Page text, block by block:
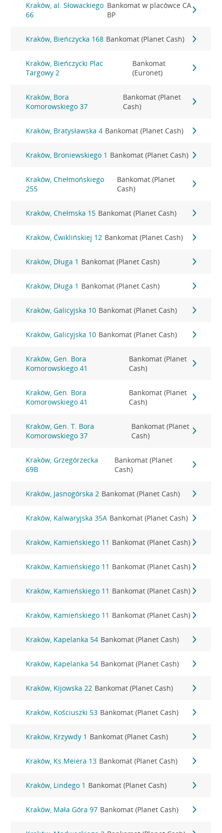
Kraków, al. Słowackiego
66
Bankomat w placówce CA
BP
Kraków, Bieńczycka 168 Bankomat (Planet Cash)
Kraków, Bieńczycki Plac
Targowy 2
Bankomat
(Euronet)
Kraków, Bora
Komorowskiego 37
Bankomat (Planet
Cash)
Kraków, Bratysławska 4 Bankomat (Planet Cash)
Kraków, Broniewskiego 1 Bankomat (Planet Cash)
Kraków, Chełmońskiego
255
Bankomat (Planet
Cash)
Kraków, Chełmska 15 Bankomat (Planet Cash)
Kraków, Ćwiklińskiej 12 Bankomat (Planet Cash)
Kraków, Długa 1 Bankomat (Planet Cash)
Kraków, Długa 1 Bankomat (Planet Cash)
Kraków, Galicyjska 10 Bankomat (Planet Cash)
Kraków, Galicyjska 10 Bankomat (Planet Cash)
Kraków, Gen. Bora
Komorowskiego 41
Bankomat (Planet
Cash)
Kraków, Gen. Bora
Komorowskiego 41
Bankomat (Planet
Cash)
Kraków, Gen. T. Bora
Komorowskiego 37
Bankomat (Planet
Cash)
Kraków, Grzegórzecka
69B
Bankomat (Planet
Cash)
Kraków, Jasnogórska 2 Bankomat (Planet Cash)
Kraków, Kalwaryjska 35A Bankomat (Planet Cash)
Kraków, Kamieńskiego 11 Bankomat (Planet Cash)
Kraków, Kamieńskiego 11 Bankomat (Planet Cash)
Kraków, Kamieńskiego 11 Bankomat (Planet Cash)
Kraków, Kamieńskiego 11 Bankomat (Planet Cash)
Kraków, Kapelanka 54 Bankomat (Planet Cash)
Kraków, Kapelanka 54 Bankomat (Planet Cash)
Kraków, Kijowska 22 Bankomat (Planet Cash)
Kraków, Kościuszki 53 Bankomat (Planet Cash)
Kraków, Krzywdy 1 Bankomat (Planet Cash)
Kraków, Ks.Meiera 13 Bankomat (Planet Cash)
Kraków, Lindego 1 Bankomat (Planet Cash)
Kraków, Mała Góra 97 Bankomat (Planet Cash)